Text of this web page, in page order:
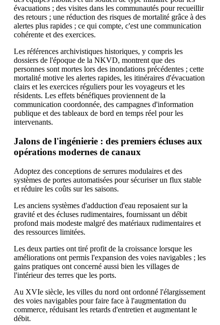
évacuations ; des visites dans les communautés pour recueillir
des retours ; une réduction des risques de mortalité grâce à des
alertes plus rapides ; ce qui compte, c'est une communication
cohérente et des exercices.
Les références archivistiques historiques, y compris les
dossiers de l'époque de la NKVD, montrent que des
personnes sont mortes lors des inondations précédentes ; cette
mortalité motive les alertes rapides, les itinéraires d'évacuation
clairs et les exercices réguliers pour les voyageurs et les
résidents. Les effets bénéfiques proviennent de la
communication coordonnée, des campagnes d'information
publique et des tableaux de bord en temps réel pour les
intervenants.
Jalons de l'ingénierie : des premiers écluses aux
opérations modernes de canaux
Adoptez des conceptions de serrures modulaires et des
systèmes de portes automatisées pour sécuriser un flux stable
et réduire les coûts sur les saisons.
Les anciens systèmes d'adduction d'eau reposaient sur la
gravité et des écluses rudimentaires, fournissant un débit
profond mais modeste malgré des matériaux rudimentaires et
des ressources limitées.
Les deux parties ont tiré profit de la croissance lorsque les
améliorations ont permis l'expansion des voies navigables ; les
gains pratiques ont concerné aussi bien les villages de
l'intérieur des terres que les ports.
Au XVIe siècle, les villes du nord ont ordonné l'élargissement
des voies navigables pour faire face à l'augmentation du
commerce, réduisant les retards d'entretien et augmentant le
débit.